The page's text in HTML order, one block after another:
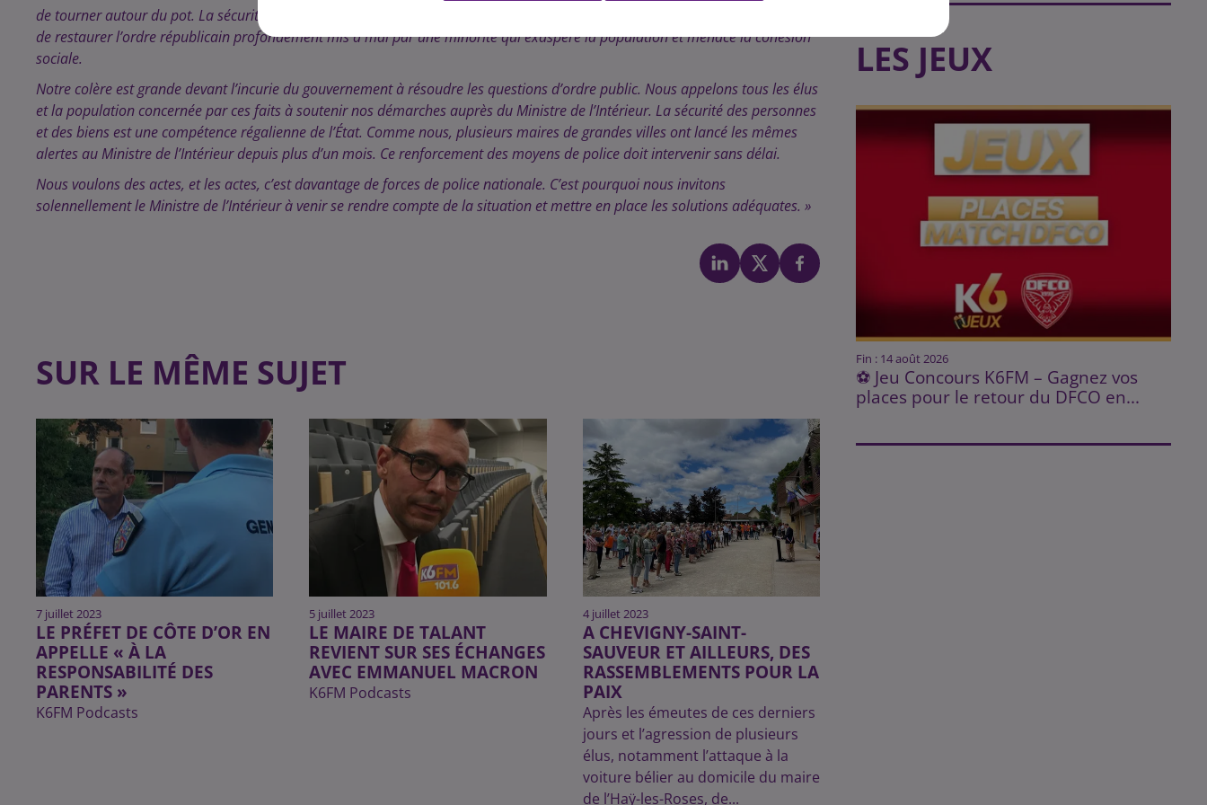
de tourner autour du pot. La sécurité n’est pas notre compétence. Seule la présence accrue de la police nationale permettra
de restaurer l’ordre républicain profondément mis à mal par une minorité qui exaspère la population et menace la cohésion
sociale.
Notre colère est grande devant l’incurie du gouvernement à résoudre les questions d’ordre public. Nous appelons tous les élus
et la population concernée par ces faits à soutenir nos démarches auprès du Ministre de l’Intérieur. La sécurité des personnes
et des biens est une compétence régalienne de l’État. Comme nous, plusieurs maires de grandes villes ont lancé les mêmes
alertes au Ministre de l’Intérieur depuis plus d’un mois. Ce renforcement des moyens de police doit intervenir sans délai.
Nous voulons des actes, et les actes, c’est davantage de forces de police nationale. C’est pourquoi nous invitons
solennellement le Ministre de l’Intérieur à venir se rendre compte de la situation et mettre en place les solutions adéquates. »
SUR LE MÊME SUJET
7 juillet 2023
LE PRÉFET DE CÔTE D’OR EN
APPELLE « À LA
RESPONSABILITÉ DES
PARENTS »
K6FM Podcasts
5 juillet 2023
LE MAIRE DE TALANT
REVIENT SUR SES ÉCHANGES
AVEC EMMANUEL MACRON
K6FM Podcasts
4 juillet 2023
A CHEVIGNY-SAINT-
SAUVEUR ET AILLEURS, DES
RASSEMBLEMENTS POUR LA
PAIX
Après les émeutes de ces derniers
jours et l’agression de plusieurs
élus, notamment l’attaque à la
voiture bélier au domicile du maire
de l’Haÿ-les-Roses, de...
LES JEUX
Fin : 14 août 2026
⚽ Jeu Concours K6FM – Gagnez vos
places pour le retour du DFCO en...